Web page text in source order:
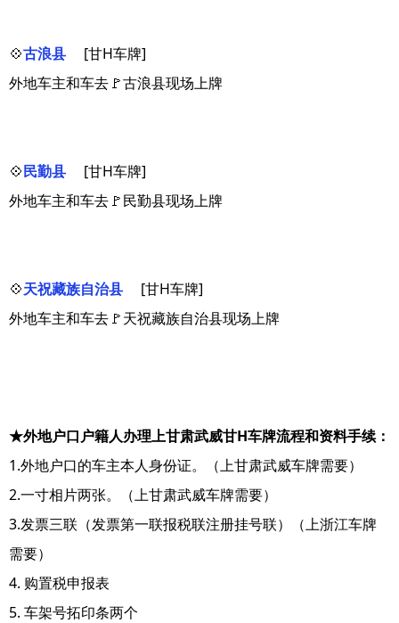
💠古浪县
[甘H车牌]
外地车主和车去🚩古浪县现场上牌
💠民勤县
[甘H车牌]
外地车主和车去🚩民勤县现场上牌
💠天祝藏族自治县
[甘H车牌]
外地车主和车去🚩天祝藏族自治县现场上牌
★外地户口户籍人办理上甘肃武威甘H车牌流程和资料手续：
1.外地户口的车主本人身份证。（上甘肃武威车牌需要）
2.一寸相片两张。（上甘肃武威车牌需要）
3.发票三联（发票第一联报税联注册挂号联）（上浙江车牌
需要）
4. 购置税申报表
5. 车架号拓印条两个